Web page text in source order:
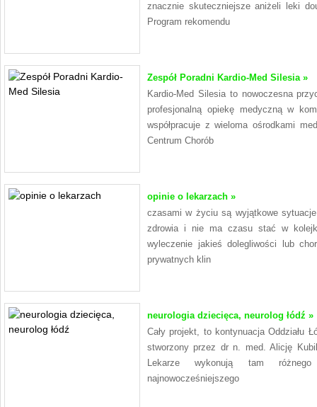
znacznie skuteczniejsze aniżeli leki
Program rekomendu
Zespół Poradni Kardio-Med Silesia »
Kardio-Med Silesia to nowoczesna
profesjonalną opiekę medyczną w
współpracuje z wieloma ośrodkami
Centrum Chorób
opinie o lekarzach »
czasami w życiu są wyjątkowe
zdrowia i nie ma czasu stać w
wyleczenie jakieś dolegliwości lub
prywatnych klin
neurologia dziecięca, neurolog łódź »
Cały projekt, to kontynuacja Oddziału
stworzony przez dr n. med. Alicję
Lekarze wykonują tam
najnowocześniejszego